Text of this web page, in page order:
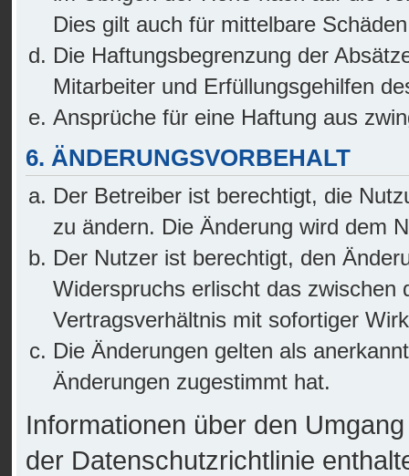
Dies gilt auch für mittelbare
Die Haftungsbegrenzung der
Mitarbeiter und Erfüllungsgehilfen
Ansprüche für eine Haftung aus
6. ÄNDERUNGSVORBEHALT
Der Betreiber ist berechtigt, die
zu ändern. Die Änderung wird dem
Der Nutzer ist berechtigt, den
Widerspruchs erlischt das zwischen
Vertragsverhältnis mit sofortiger
Die Änderungen gelten als
Änderungen zugestimmt hat.
Informationen über den
der Datenschutzrichtlinie